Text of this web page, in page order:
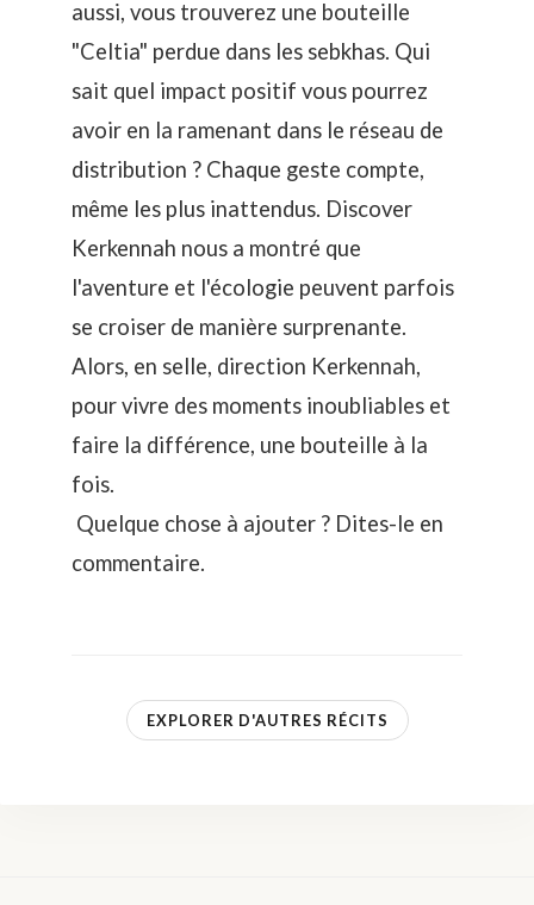
aussi, vous trouverez une bouteille
"Celtia" perdue dans les sebkhas. Qui
sait quel impact positif vous pourrez
avoir en la ramenant dans le réseau de
distribution ? Chaque geste compte,
même les plus inattendus. Discover
Kerkennah nous a montré que
l'aventure et l'écologie peuvent parfois
se croiser de manière surprenante.
Alors, en selle, direction Kerkennah,
pour vivre des moments inoubliables et
faire la différence, une bouteille à la
fois.
Quelque chose à ajouter ? Dites-le en
commentaire.
EXPLORER D'AUTRES RÉCITS